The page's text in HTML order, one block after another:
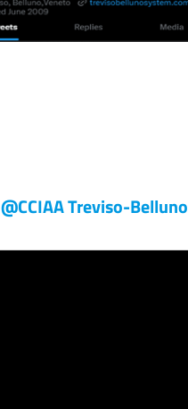
@CCIAA Treviso-Belluno